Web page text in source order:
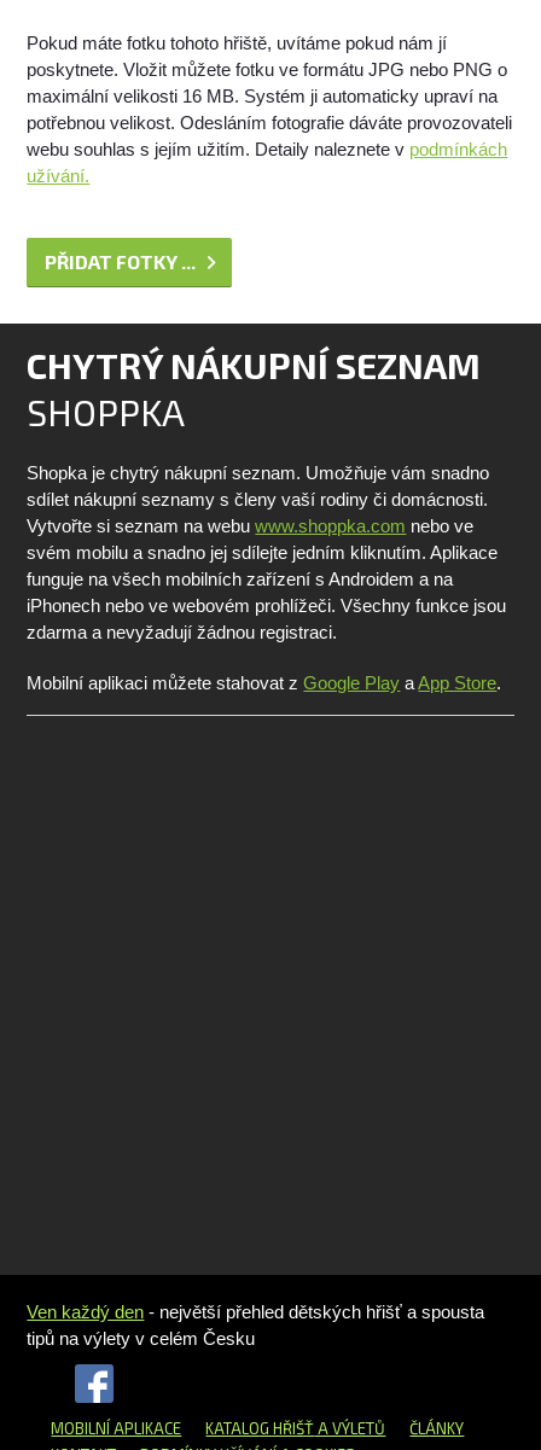
Pokud máte fotku tohoto hřiště, uvítáme pokud nám jí
poskytnete. Vložit můžete fotku ve formátu JPG nebo PNG o
maximální velikosti 16 MB. Systém ji automaticky upraví na
potřebnou velikost. Odesláním fotografie dáváte provozovateli
webu souhlas s jejím užitím. Detaily naleznete v podmínkách
užívání.
PŘIDAT FOTKY ...
CHYTRÝ NÁKUPNÍ SEZNAM
SHOPPKA
Shopka je chytrý nákupní seznam. Umožňuje vám snadno
sdílet nákupní seznamy s členy vaší rodiny či domácnosti.
Vytvořte si seznam na webuwww.shoppka.com nebo ve
svém mobilu a snadno jej sdílejte jedním kliknutím. Aplikace
funguje na všech mobilních zařízení s Androidem a na
iPhonech nebo ve webovém prohlížeči. Všechny funkce jsou
zdarma a nevyžadují žádnou registraci.
Mobilní aplikaci můžete stahovat zGoogle Play aApp Store.
Ven každý den - největší přehled dětských hřišť a spousta
tipů na výlety v celém Česku
MOBILNÍ APLIKACE KATALOG HŘIŠŤA VÝLETŮ
ČLÁNKY